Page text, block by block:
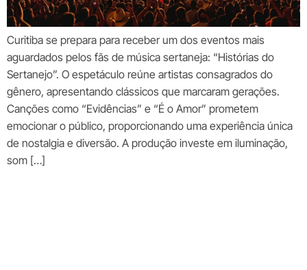
Curitiba se prepara para receber um dos eventos mais
aguardados pelos fãs de música sertaneja: “Histórias do
Sertanejo”. O espetáculo reúne artistas consagrados do
gênero, apresentando clássicos que marcaram gerações.
Canções como “Evidências” e “É o Amor” prometem
emocionar o público, proporcionando uma experiência única
de nostalgia e diversão. A produção investe em iluminação,
som […]